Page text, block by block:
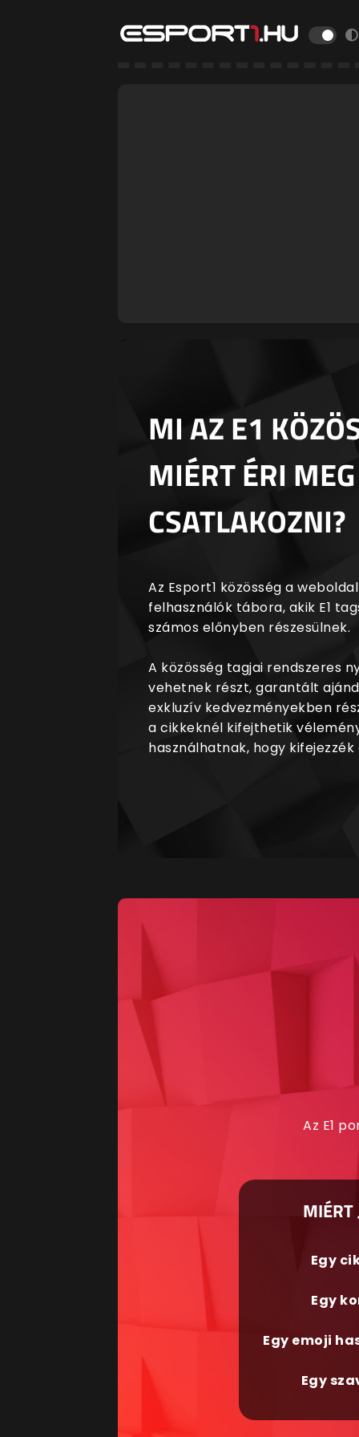
MI AZ E1
MIÉRT ÉRI MEG
CSATLAKOZNI?
Az Esport1 közösség a
felhasználók tábora, akik E1
számos előnyben részesülnek.
A közösség tagjai rendszeres
vehetnek részt, garantált
exkluzív kedvezményekben
a cikkeknél kifejthetik
használhatnak, hogy
Az E1
MIÉRT
Egy
Egy
Egy emoji
Egy